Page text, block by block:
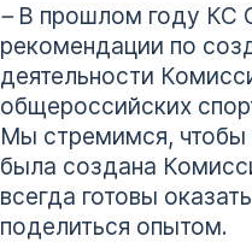
–В прошлом году КС
рекомендации по
деятельности
общероссийских
Мы стремимся,
была создана
всегда готовы
поделиться опытом.